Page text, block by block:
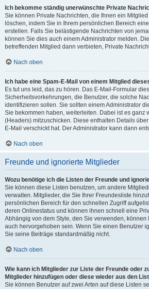
Ich bekomme ständig unerwünschte Private
Sie können Private Nachrichten, die Ihnen ein
löschen, indem Sie in Ihrem persönlichen Bereich
erstellen. Falls Sie belästigende Nachrichten von
können Sie dies auch einem Administrator melden.
betreffenden Mitglied dann verbieten, Private
Nach oben
Ich habe eine Spam-E-Mail von einem Mitglied
Es tut uns leid, das zu hören. Das E-Mail-Formular
Sicherheitsvorkehrungen, die Benutzer, die solche
identifizieren sollen. Sie sollten einem Administrator
Sie bekommen haben, weiterleiten. Dabei ist es ganz
(Headers) mitzuschicken. Diese enthalten Details
E-Mail verschickt hat. Der Administrator kann dann
Nach oben
Freunde und ignorierte Mitglieder
Wozu benötige ich die Listen der Freunde und
Sie können diese Listen benutzen, um andere
verwalten. Mitglieder, die Sie Ihrer Freundesliste
persönlichen Bereich für den schnellen Zugriff
deren Onlinestatus und können ihnen schnell eine
Abhängig von dem Style, den Sie verwenden, können
auch hervorgehoben sein. Wenn Sie einen Benutzer
Sie seine Beiträge standardmäßig nicht.
Nach oben
Wie kann ich Mitglieder zur Liste der Freunde oder
Mitglieder hinzufügen oder diese wieder aus den
Sie können Benutzer auf zwei Arten auf diese Listen